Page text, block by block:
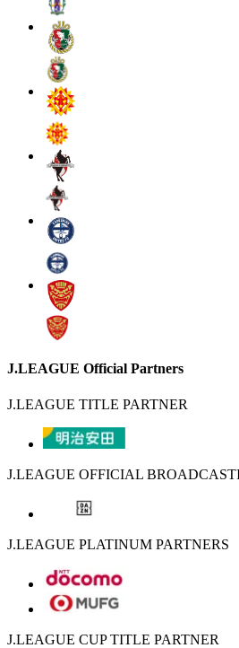
J.LEAGUE Official Partners
J.LEAGUE TITLE PARTNER
J.LEAGUE OFFICIAL
J.LEAGUE PLATINUM PARTNERS
J.LEAGUE CUP TITLE PARTNER